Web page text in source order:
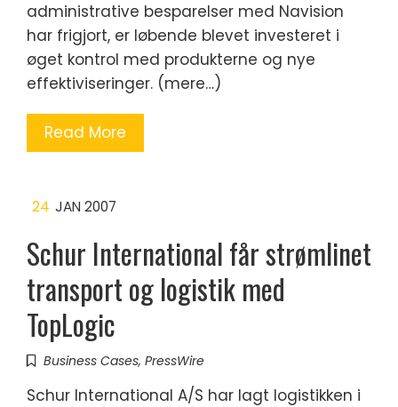
administrative besparelser med Navision
har frigjort, er løbende blevet investeret i
øget kontrol med produkterne og nye
effektiviseringer. (mere…)
Read More
24 JAN 2007
Schur International får strømlinet
transport og logistik med
TopLogic
Business Cases, PressWire
Schur International A/S har lagt logistikken i